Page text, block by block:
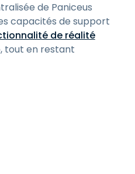
de Paniceus
capacités de support
de réalité
tout en restant